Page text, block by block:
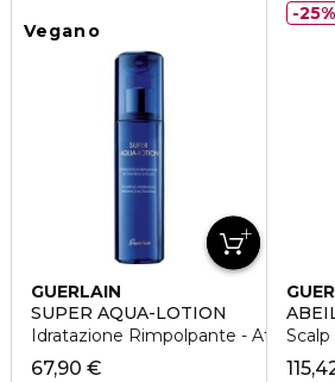
Vegano
GUERLAIN
SUPER AQUA-LOTION
Idratazione Rimpolpante -
67,90 €
25%